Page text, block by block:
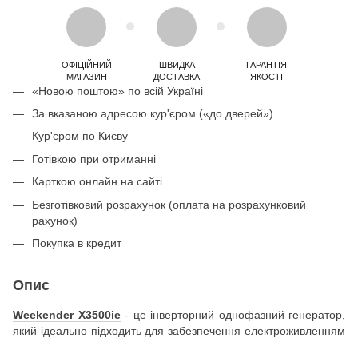
ОФІЦІЙНИЙ
МАГАЗИН
ШВИДКА
ДОСТАВКА
ГАРАНТІЯ
ЯКОСТІ
«Новою поштою» по всій Україні
За вказаною адресою кур'єром («до дверей»)
Кур'єром по Києву
Готівкою при отриманні
Карткою онлайн на сайті
Безготівковий розрахунок (оплата на розрахунковий
рахунок)
Покупка в кредит
Опис
Weekender X3500ie - це інверторний однофазний генератор,
який ідеально підходить для забезпечення електроживленням